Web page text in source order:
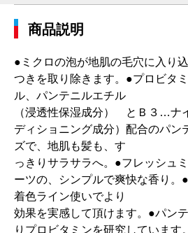
商品説明
●ミクロの泡が地肌の毛穴に入り
つきを取り除きます。●プロビタ
ル、パンテニルエチル
（浸透性保湿成分） とＢ３…ナ
ディショニング成分）配合のパン
ズで、地肌も髪も、す
っきりサラサラへ。●フレッシュ
ーツの、シンプルで爽快な香り。
着色ライン使いでより
効果を実感して頂けます。●パン
りプロビタミンを研究しています